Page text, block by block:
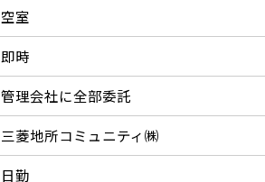
空室
即時
管理会社に全部委託
三菱地所コミュニティ㈱
日勤